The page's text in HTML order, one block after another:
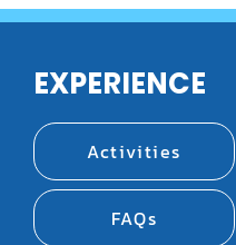
EXPERIENCE
Activities
FAQs